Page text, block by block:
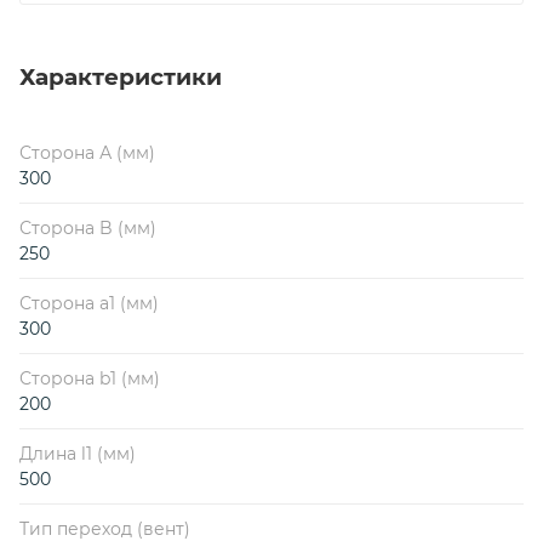
Характеристики
Сторона А (мм)
300
Сторона B (мм)
250
Сторона a1 (мм)
300
Сторона b1 (мм)
200
Длина l1 (мм)
500
Тип переход (вент)